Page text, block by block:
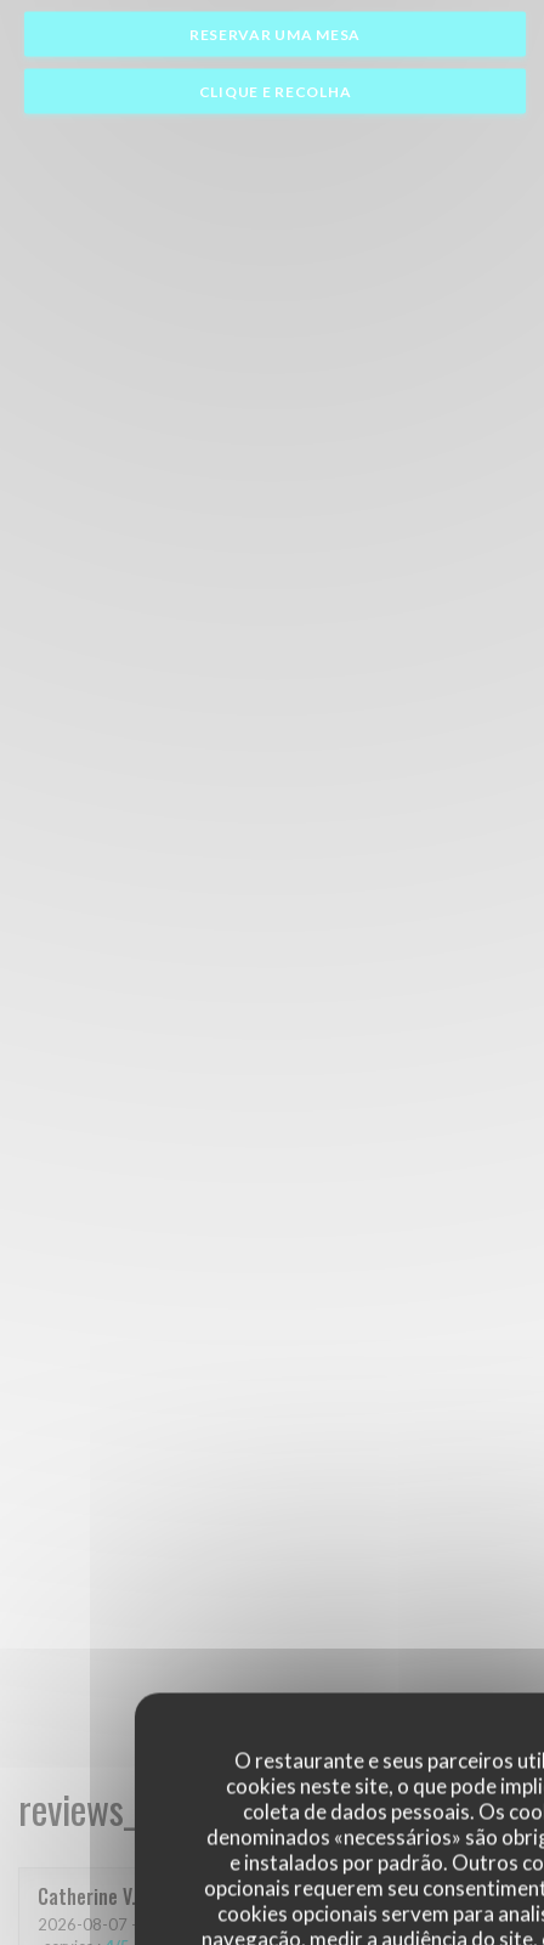
O restaurante e seus parceiros
cookies neste site, o que pode
coleta de dados pessoais. Os
denominados «necessários» são
e instalados por padrão. Outros
opcionais requerem seu
cookies opcionais servem para
navegação, medir a audiência do
RESERVAR UMA MESA
CLIQUE E RECOLHA
Catherine V
2026-08-07 - 13:30 - guests 3